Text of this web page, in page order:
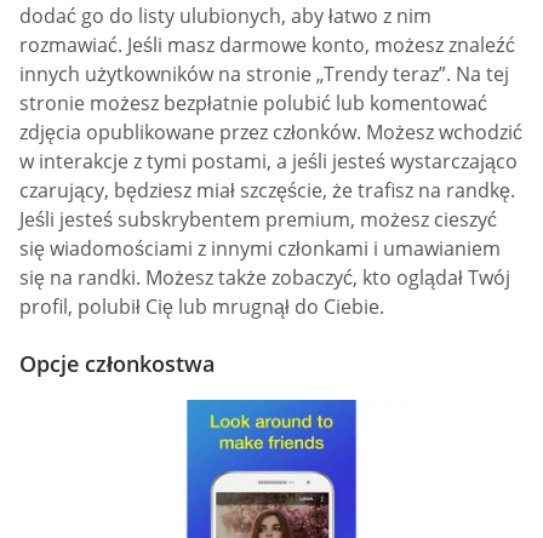
dodać go do listy ulubionych, aby łatwo z nim
rozmawiać. Jeśli masz darmowe konto, możesz znaleźć
innych użytkowników na stronie „Trendy teraz”. Na tej
stronie możesz bezpłatnie polubić lub komentować
zdjęcia opublikowane przez członków. Możesz wchodzić
w interakcje z tymi postami, a jeśli jesteś wystarczająco
czarujący, będziesz miał szczęście, że trafisz na randkę.
Jeśli jesteś subskrybentem premium, możesz cieszyć
się wiadomościami z innymi członkami i umawianiem
się na randki. Możesz także zobaczyć, kto oglądał Twój
profil, polubił Cię lub mrugnął do Ciebie.
Opcje członkostwa